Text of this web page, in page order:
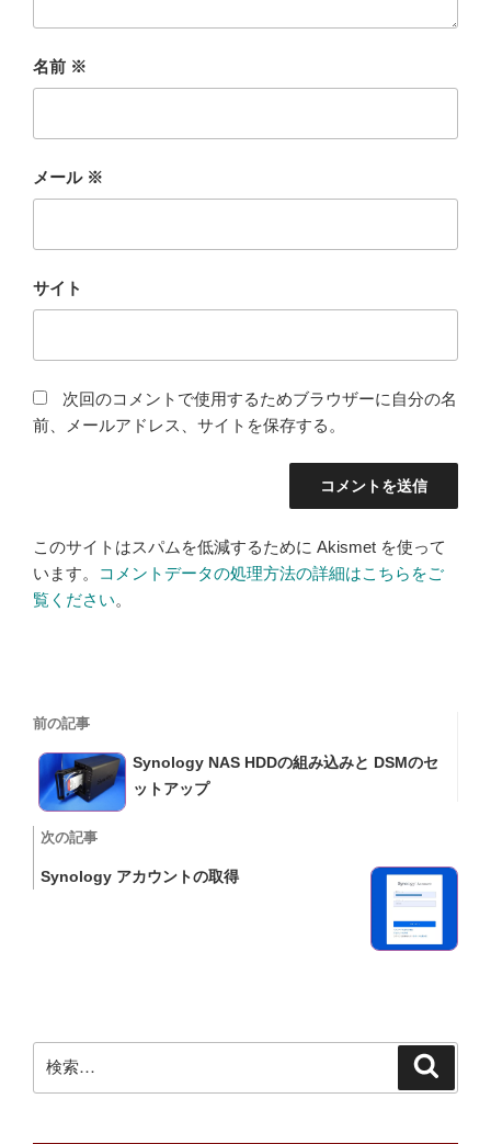
名前 ※
メール ※
サイト
次回のコメントで使用するためブラウザーに自分の名
前、メールアドレス、サイトを保存する。
このサイトはスパムを低減するために Akismet を使って
います。
コメントデータの処理方法の詳細はこちらをご
覧ください。
投
稿
ナ
ビ
ゲ
過
去
の
投
稿
前の記事
Synology NAS HDDの組み込みと DSMのセ
ットアップ
次
投
次の記事
Synology アカウントの取得
索: